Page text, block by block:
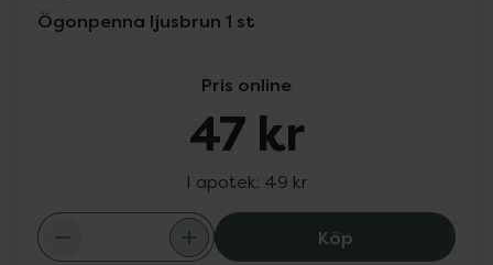
Ögonpenna ljusbrun 1 st
Pris online
47 kr
I apotek: 49 kr
KöpMakeup